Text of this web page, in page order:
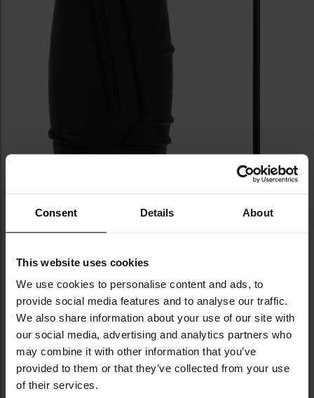
Consent Details About
This website uses cookies
We use cookies to personalise content and ads, to
provide social media features and to analyse our traffic.
We also share information about your use of our site with
our social media, advertising and analytics partners who
may combine it with other information that you’ve
provided to them or that they’ve collected from your use
of their services.
КЛЮЧОВІ ХАРАКТЕРИСТИКИ
виготовлена з ударостійкого полімеру
сумісна з системою M-LOK
прогумована поверхня з антиковзною
текстурою
сумісна з більшістю кріплень з восьмикутним
профілем